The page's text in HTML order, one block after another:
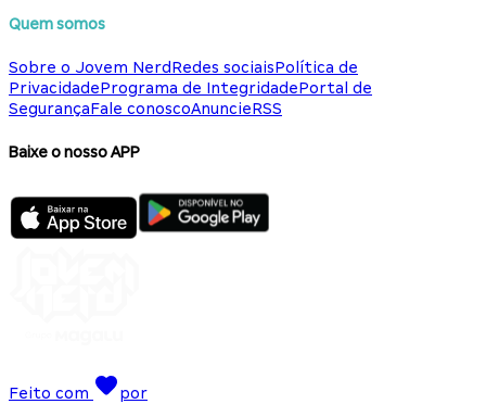
Quem somos
Sobre o Jovem NerdRedes sociaisPolítica de
PrivacidadePrograma de IntegridadePortal de
SegurançaFale conoscoAnuncieRSS
Baixe o nosso APP
Feito com
por